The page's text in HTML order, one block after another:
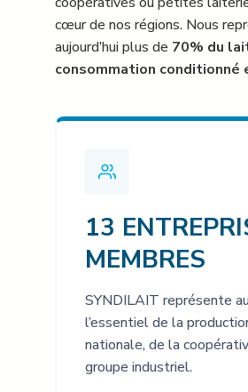
cœur de nos régions. Nous
aujourd’hui plus de 70% du
consommation conditionné
13
MEMBRES
SYNDILAIT représente
l’essentiel de la
nationale, de la
groupe industriel.